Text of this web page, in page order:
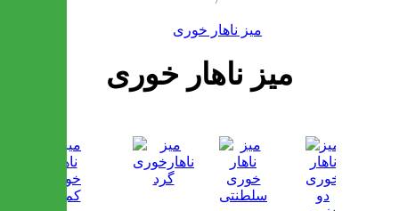
میز ناهار خوری
میز ناهار خوری